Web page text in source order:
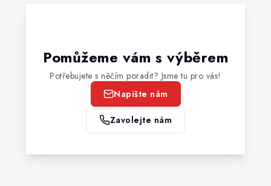
Pomůžeme vám s výběrem
Potřebujete s něčím poradit? Jsme tu pro vás!
Napište nám
Zavolejte nám